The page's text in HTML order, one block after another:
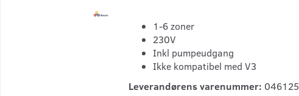
1-6 zoner
230V
Inkl pumpeudgang
Ikke kompatibel med V3
Leverandørens varenummer: